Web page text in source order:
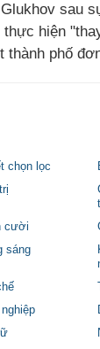
sau
hiện
thành phố
chọn lọc
cười
sáng
nghiệp